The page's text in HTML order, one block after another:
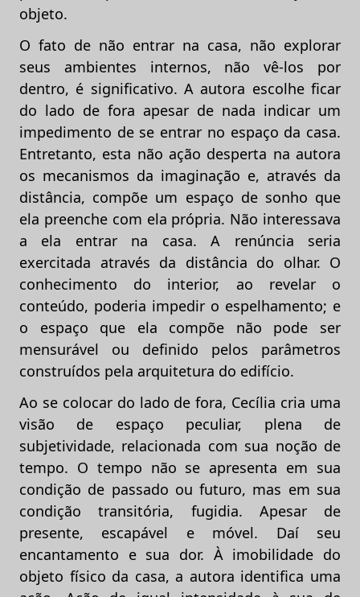
objeto.
O fato de não entrar na casa, não explorar
seus ambientes internos, não vê-los por
dentro, é significativo. A autora escolhe ficar
do lado de fora apesar de nada indicar um
impedimento de se entrar no espaço da casa.
Entretanto, esta não ação desperta na autora
os mecanismos da imaginação e, através da
distância, compõe um espaço de sonho que
ela preenche com ela própria. Não interessava
a ela entrar na casa. A renúncia seria
exercitada através da distância do olhar. O
conhecimento do interior, ao revelar o
conteúdo, poderia impedir o espelhamento; e
o espaço que ela compõe não pode ser
mensurável ou definido pelos parâmetros
construídos pela arquitetura do edifício.
Ao se colocar do lado de fora, Cecília cria uma
visão de espaço peculiar, plena de
subjetividade, relacionada com sua noção de
tempo. O tempo não se apresenta em sua
condição de passado ou futuro, mas em sua
condição transitória, fugidia. Apesar de
presente, escapável e móvel. Daí seu
encantamento e sua dor. À imobilidade do
objeto físico da casa, a autora identifica uma